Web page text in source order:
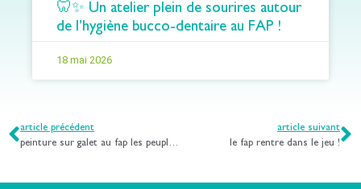
🦷✨ Un atelier plein de sourires autour
de l’hygiène bucco-dentaire au FAP !
18 mai 2026
article précédent
peinture sur galet au fap les peupliers
article suivant
le fap rentre dans le jeu !